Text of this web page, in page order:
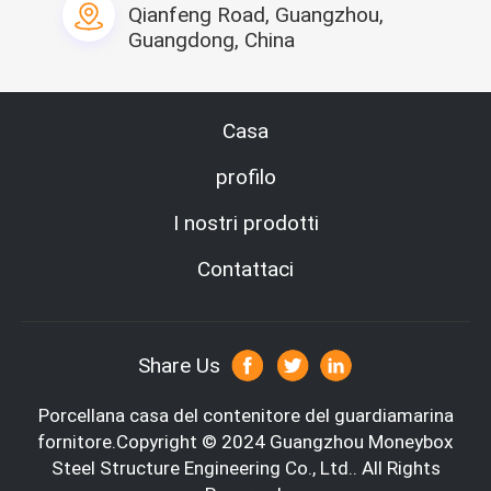
10Interior
11Column
scanalatura
struttura 22top
ansa 23Lifting
tubo quadrato della
struttura 24top
pezzi di piegamento
della struttura di
Qianfeng Road, Guangzhou,
Guangdong, China
Casa
profilo
I nostri prodotti
Contattaci
Share Us
Porcellana casa del contenitore del guardiamarina
fornitore.Copyright © 2024 Guangzhou Moneybox
Steel Structure Engineering Co., Ltd.. All Rights